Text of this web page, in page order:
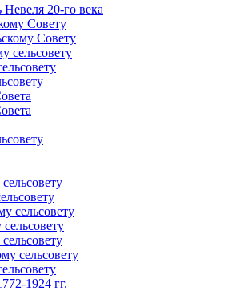
20-го века
Совету
Совету
сельсовету
сельсовету
сельсовету
1924 гг.